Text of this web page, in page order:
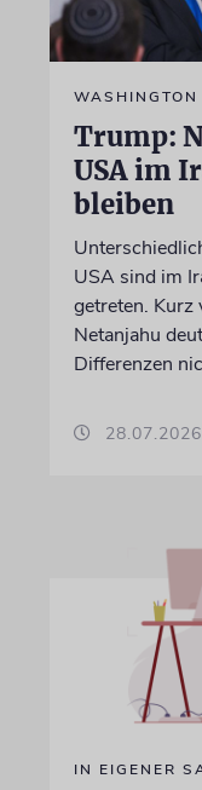
Trump:
USA im
bleiben
USA sind im
getreten. Kurz
Netanjahu
Differenzen
28.07.2026
IN EIGENER